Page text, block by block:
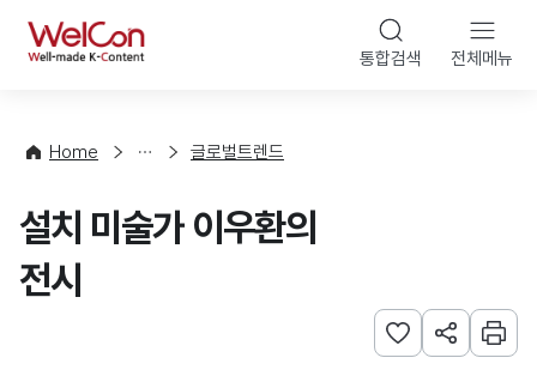
WelCon 통합검색 전체메뉴
Home
향
계
글로벌트렌드
설치 미술가 이우환의
전시
관심사 등록하기
URL 공유하
인쇄